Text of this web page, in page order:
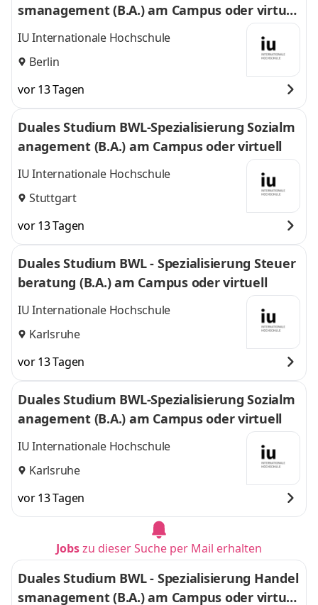
smanagement (B.A.) am Campus oder virtuel
l
IU Internationale Hochschule
Berlin
vor 13 Tagen
Duales Studium BWL-Spezialisierung Sozialm
anagement (B.A.) am Campus oder virtuell
IU Internationale Hochschule
Stuttgart
vor 13 Tagen
Duales Studium BWL - Spezialisierung Steuer
beratung (B.A.) am Campus oder virtuell
IU Internationale Hochschule
Karlsruhe
vor 13 Tagen
Duales Studium BWL-Spezialisierung Sozialm
anagement (B.A.) am Campus oder virtuell
IU Internationale Hochschule
Karlsruhe
vor 13 Tagen
Jobszu dieser Suche per Mail erhalten
Duales Studium BWL - Spezialisierung Handel
smanagement (B.A.) am Campus oder virtuel